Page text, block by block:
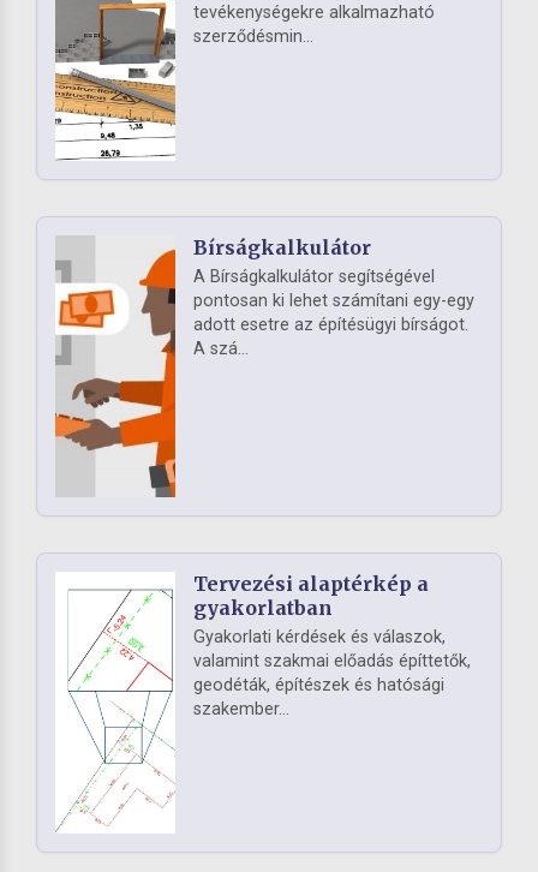
tevékenységekre alkalmazható
szerződésmin...
Bírságkalkulátor
A Bírságkalkulátor segítségével
pontosan ki lehet számítani egy-egy
adott esetre az építésügyi bírságot.
A szá...
Tervezési alaptérkép a
gyakorlatban
Gyakorlati kérdések és válaszok,
valamint szakmai előadás építtetők,
geodéták, építészek és hatósági
szakember...